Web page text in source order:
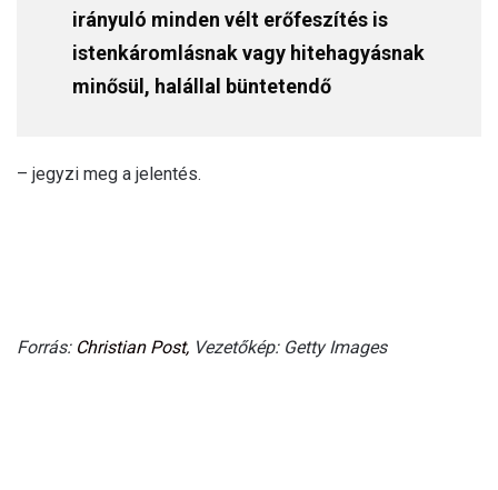
irányuló minden vélt erőfeszítés is
istenkáromlásnak vagy hitehagyásnak
minősül, halállal büntetendő
– jegyzi meg a jelentés.
Forrás: Christian Post, Vezetőkép: Getty Images